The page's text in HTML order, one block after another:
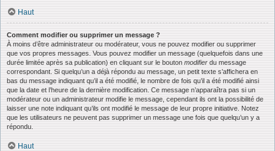
Haut
Comment modifier ou supprimer un message ?
À moins d’être administrateur ou modérateur, vous ne pouvez modifier ou supprimer
que vos propres messages. Vous pouvez modifier un message (quelquefois dans une
durée limitée après sa publication) en cliquant sur le bouton modifier du message
correspondant. Si quelqu’un a déjà répondu au message, un petit texte s’affichera en
bas du message indiquant qu’il a été modifié, le nombre de fois qu’il a été modifié ainsi
que la date et l’heure de la dernière modification. Ce message n’apparaîtra pas si un
modérateur ou un administrateur modifie le message, cependant ils ont la possibilité de
laisser une note indiquant qu’ils ont modifié le message de leur propre initiative. Notez
que les utilisateurs ne peuvent pas supprimer un message une fois que quelqu’un y a
répondu.
Haut